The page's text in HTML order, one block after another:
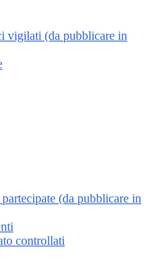
vigilati (da pubblicare in
(da pubblicare in
controllati